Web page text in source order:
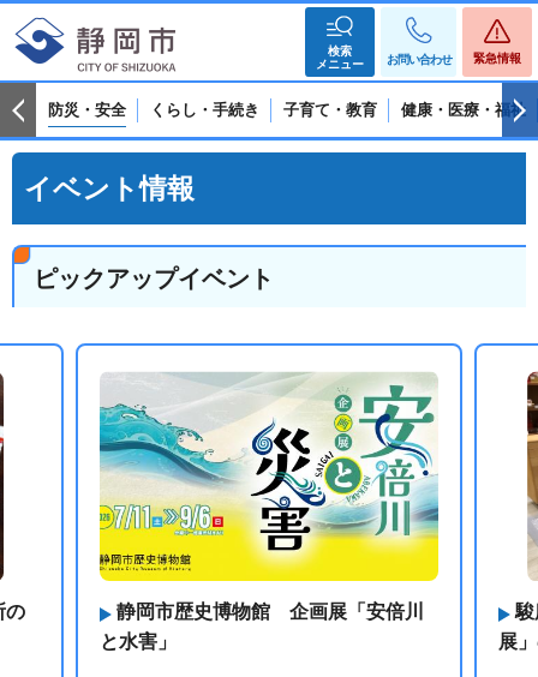
検索
メニュー
お問い合わせ 緊急情報
防災・安全 くらし・手続き 子育て・教育 健康・医療・福祉
イベント情報
ピックアップイベント
の
静岡市歴史博物館 企画展「安倍川
と水害」
駿
展